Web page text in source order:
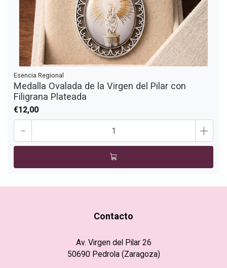
Esencia Regional
Medalla Ovalada de la Virgen del Pilar con
Filigrana Plateada
€12,00
- +
Contacto
Av. Virgen del Pilar 26
50690 Pedrola (Zaragoza)